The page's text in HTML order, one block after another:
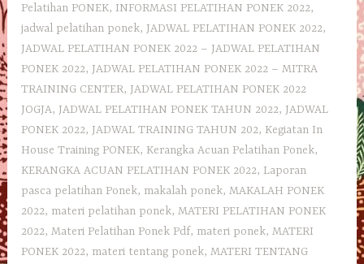
Pelatihan PONEK, INFORMASI PELATIHAN PONEK 2022,
jadwal pelatihan ponek, JADWAL PELATIHAN PONEK 2022,
JADWAL PELATIHAN PONEK 2022 – JADWAL PELATIHAN
PONEK 2022, JADWAL PELATIHAN PONEK 2022 – MITRA
TRAINING CENTER, JADWAL PELATIHAN PONEK 2022
JOGJA, JADWAL PELATIHAN PONEK TAHUN 2022, JADWAL
PONEK 2022, JADWAL TRAINING TAHUN 202, Kegiatan In
House Training PONEK, Kerangka Acuan Pelatihan Ponek,
KERANGKA ACUAN PELATIHAN PONEK 2022, Laporan
pasca pelatihan Ponek, makalah ponek,MAKALAH PONEK
2022, materi pelatihan ponek,MATERI PELATIHAN PONEK
2022,Materi Pelatihan Ponek Pdf, materi ponek,MATERI
PONEK 2022, materi tentang ponek,MATERI TENTANG